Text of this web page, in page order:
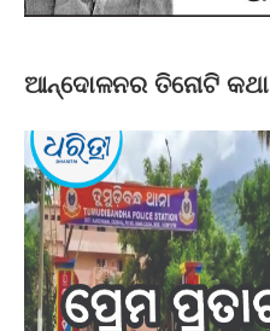
ଆନ୍ଦୋଳନର ତିନୋଟି କଥା